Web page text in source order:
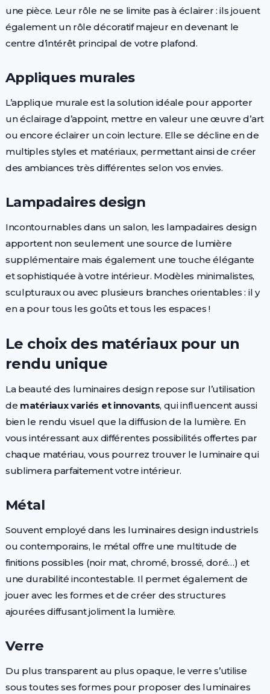
une pièce. Leur rôle ne se limite pas à éclairer : ils jouent
également un rôle décoratif majeur en devenant le
centre d’intérêt principal de votre plafond.
Appliques murales
L’applique murale est la solution idéale pour apporter
un éclairage d’appoint, mettre en valeur une œuvre d’art
ou encore éclairer un coin lecture. Elle se décline en de
multiples styles et matériaux, permettant ainsi de créer
des ambiances très différentes selon vos envies.
Lampadaires design
Incontournables dans un salon, les lampadaires design
apportent non seulement une source de lumière
supplémentaire mais également une touche élégante
et sophistiquée à votre intérieur. Modèles minimalistes,
sculpturaux ou avec plusieurs branches orientables : il y
en a pour tous les goûts et tous les espaces !
Le choix des matériaux pour un
rendu unique
La beauté des luminaires design repose sur l’utilisation
de matériaux variés et innovants, qui influencent aussi
bien le rendu visuel que la diffusion de la lumière. En
vous intéressant aux différentes possibilités offertes par
chaque matériau, vous pourrez trouver le luminaire qui
sublimera parfaitement votre intérieur.
Métal
Souvent employé dans les luminaires design industriels
ou contemporains, le métal offre une multitude de
finitions possibles (noir mat, chromé, brossé, doré…) et
une durabilité incontestable. Il permet également de
jouer avec les formes et de créer des structures
ajourées diffusant joliment la lumière.
Verre
Du plus transparent au plus opaque, le verre s’utilise
sous toutes ses formes pour proposer des luminaires